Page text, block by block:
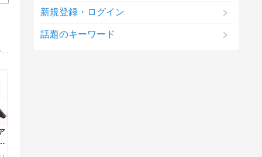
新規登録・ログイン
話題のキーワード